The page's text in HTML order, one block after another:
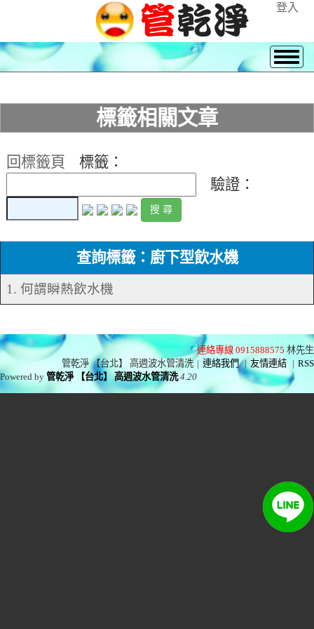
登入
標籤相關文章
回標籤頁
標籤：
驗證：
查詢標籤：廚下型飲水機
1. 何謂瞬熱飲水機
連絡專線 0915888575 林先生
管乾淨 【台北】 高週波水管清洗 | 連絡我們 | 友情連結 | RSS
Powered by管乾淨 【台北】 高週波水管清洗 4.20